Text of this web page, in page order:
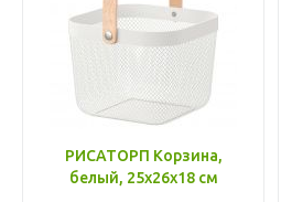
РИСАТОРП Корзина,
белый, 25x26x18 см